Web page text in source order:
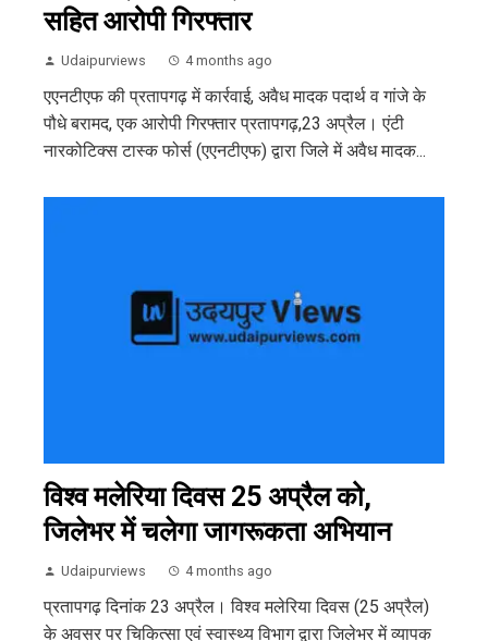
सहित आरोपी गिरफ्तार
Udaipurviews 4 months ago
एएनटीएफ की प्रतापगढ़ में कार्रवाई, अवैध मादक पदार्थ व गांजे के
पौधे बरामद, एक आरोपी गिरफ्तार प्रतापगढ़,23 अप्रैल। एंटी
नारकोटिक्स टास्क फोर्स (एएनटीएफ) द्वारा जिले में अवैध मादक...
विश्व मलेरिया दिवस 25 अप्रैल को,
जिलेभर में चलेगा जागरूकता अभियान
Udaipurviews 4 months ago
प्रतापगढ़ दिनांक 23 अप्रैल। विश्व मलेरिया दिवस (25 अप्रैल)
के अवसर पर चिकित्सा एवं स्वास्थ्य विभाग द्वारा जिलेभर में व्यापक